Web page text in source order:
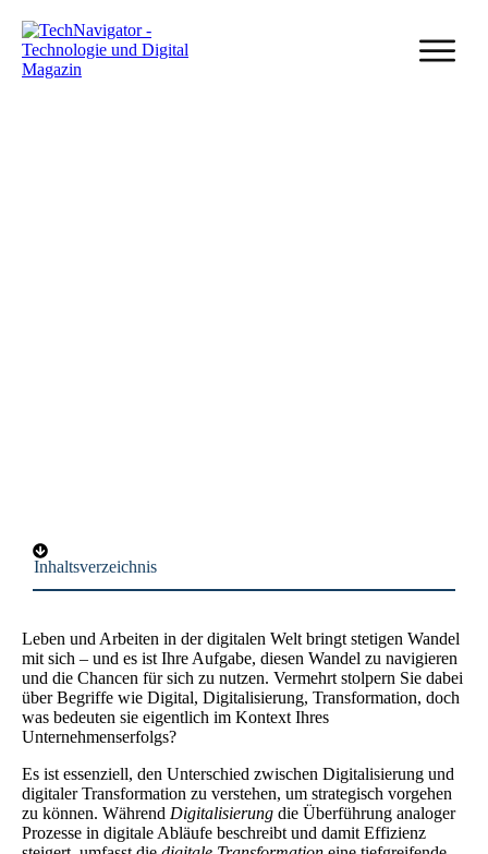
Inhaltsverzeichnis
Leben und Arbeiten in der digitalen Welt bringt stetigen Wandel
mit sich – und es ist Ihre Aufgabe, diesen Wandel zu navigieren
und die Chancen für sich zu nutzen. Vermehrt stolpern Sie dabei
über Begriffe wie Digital, Digitalisierung, Transformation, doch
was bedeuten sie eigentlich im Kontext Ihres
Unternehmenserfolgs?
Es ist essenziell, den Unterschied zwischen Digitalisierung und
digitaler Transformation zu verstehen, um strategisch vorgehen
zu können. Während Digitalisierung die Überführung analoger
Prozesse in digitale Abläufe beschreibt und damit Effizienz